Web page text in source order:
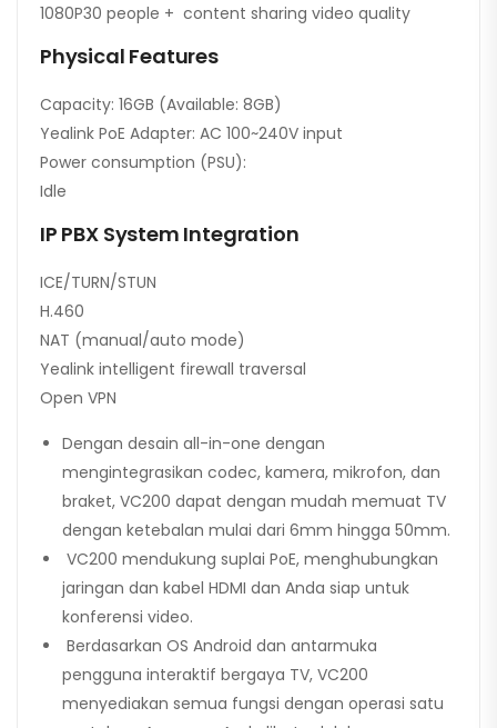
1080P30 people + content sharing video quality
Physical Features
Capacity: 16GB (Available: 8GB)
Yealink PoE Adapter: AC 100~240V input
Power consumption (PSU):
Idle
IP PBX System Integration
ICE/TURN/STUN
H.460
NAT (manual/auto mode)
Yealink intelligent firewall traversal
Open VPN
Dengan desain all-in-one dengan
mengintegrasikan codec, kamera, mikrofon, dan
braket, VC200 dapat dengan mudah memuat TV
dengan ketebalan mulai dari 6mm hingga 50mm.
VC200 mendukung suplai PoE, menghubungkan
jaringan dan kabel HDMI dan Anda siap untuk
konferensi video.
Berdasarkan OS Android dan antarmuka
pengguna interaktif bergaya TV, VC200
menyediakan semua fungsi dengan operasi satu